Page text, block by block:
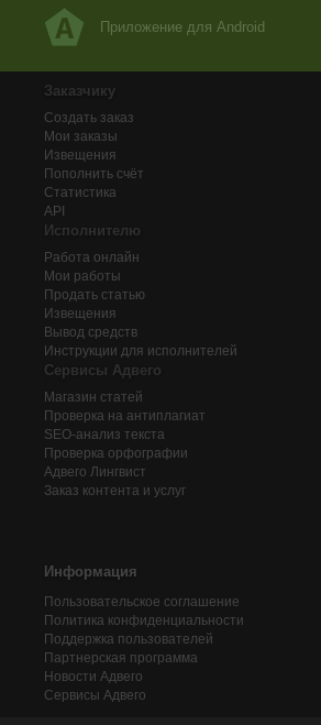
Приложение для Android
Заказчику
Создать заказ
Мои заказы
Извещения
Пополнить счёт
Статистика
API
Исполнителю
Работа онлайн
Мои работы
Продать статью
Извещения
Вывод средств
Инструкции для исполнителей
Сервисы Адвего
Магазин статей
Проверка на антиплагиат
SEO-анализ текста
Проверка орфографии
Адвего Лингвист
Заказ контента и услуг
Информация
Пользовательское соглашение
Политика конфиденциальности
Поддержка пользователей
Партнерская программа
Новости Адвего
Сервисы Адвего